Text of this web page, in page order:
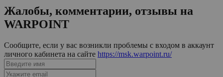
Жалобы, комментарии, отзывы на
WARPOINT
Сообщите, если у вас возникли проблемы с входом в аккаунт
личного кабинета на сайте https://msk.warpoint.ru/